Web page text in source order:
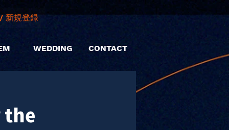
新規登録
WEDDING CONTACT
the